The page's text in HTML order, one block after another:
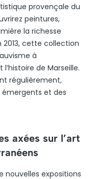
provençale du
peintures,
la richesse
cette collection
à
de Marseille.
régulièrement,
et des
axées sur l’art
nouvelles expositions